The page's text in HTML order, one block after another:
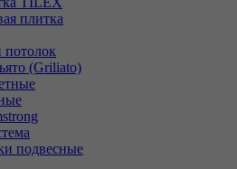
плитка
потолок
(Griliato)
подвесные